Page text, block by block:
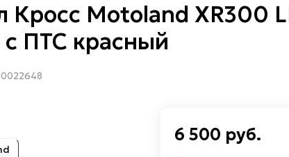
Кросс Motoland XR300
с ПТС красный
6 500 руб.